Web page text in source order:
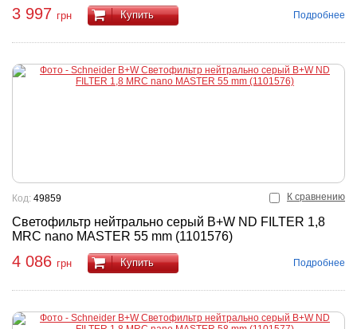
3 997 грн Купить Подробнее
К сравнению
Светофильтр нейтрально серый B+W ND FILTER 1,8
MRC nano MASTER 55 mm (1101576)
Код: 49859
4 086 грн Купить Подробнее